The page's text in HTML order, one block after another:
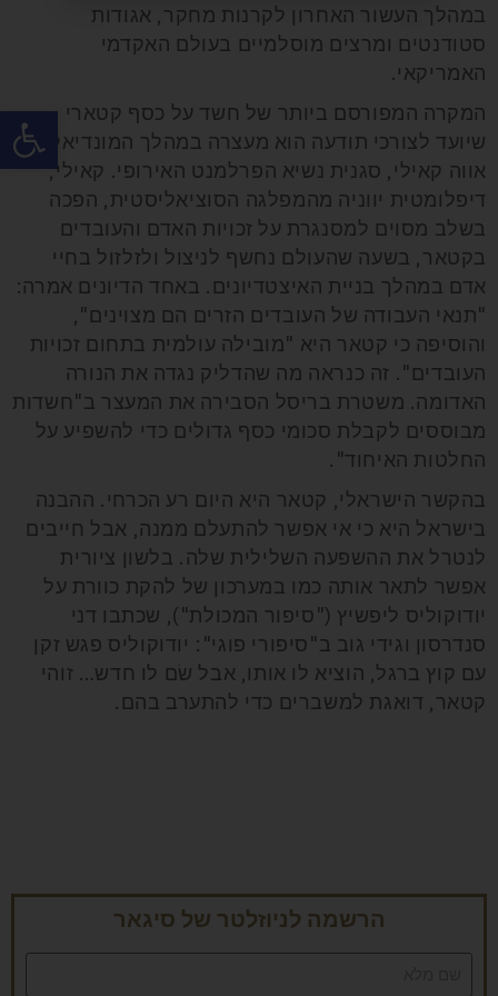
במהלך העשור האחרון לקרנות מחקר, אגודות
סטודנטים ומרצים מוסלמיים בעולם האקדמי
האמריקאי.
המקרה המפורסם ביותר של חשד על כסף קטארי
שיועד לצורכי תודעה הוא מעצרה במהלך המונדיאל של
אווה קאילי, סגנית נשיא הפרלמנט האירופי. קאילי,
דיפלומטית יווניה מהמפלגה הסוציאליסטית, הפכה
בשלב מסוים למסנגרת על זכויות האדם והעובדים
בקטאר, בשעה שהעולם נחשף לניצול ולזלזול בחיי
אדם במהלך בניית האיצטדיונים. באחד הדיונים אמרה:
"תנאי העבודה של העובדים הזרים הם מצוינים",
והוסיפה כי קטאר היא "מובילה עולמית בתחום זכויות
העובדים". זה כנראה מה שהדליק נגדה את הנורה
האדומה. משטרת בריסל הסבירה את המעצר ב"חשדות
מבוססים לקבלת סכומי כסף גדולים כדי להשפיע על
החלטות האיחוד".
בהקשר הישראלי, קטאר היא היום רע הכרחי. ההבנה
בישראל היא כי אי אפשר להתעלם ממנה, אבל חייבים
לנטרל את ההשפעה השלילית שלה. בלשון ציורית
אפשר לתאר אותה כמו במערכון של להקת כוורת על
יודוקוליס ליפשיץ ("סיפור המכולת"), שכתבו דני
סנדרסון וגידי גוב ב"סיפורי פוגי": יודוקוליס פגש זקן
עם קוץ ברגל, הוציא לו אותו, אבל שׂם לו חדש… זוהי
קטאר, דואגת למשברים כדי להתערב בהם.
הרשמה לניוזלטר של סיגאר